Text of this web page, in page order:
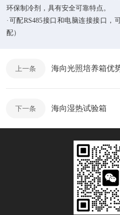
环保制冷剂，具有安全可靠特点。
· 可配RS485接口和电脑连接接口，
配）
上一条 海向光照培养箱优
下一条 海向湿热试验箱